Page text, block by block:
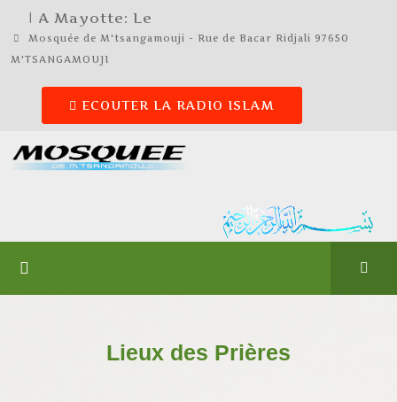
| A Mayotte: Le
Mosquée de M'tsangamouji - Rue de Bacar Ridjali 97650
M'TSANGAMOUJI
ECOUTER LA RADIO ISLAM
Lieux des Prières